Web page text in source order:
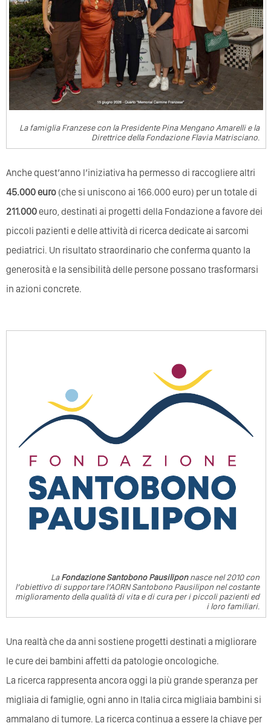
La famiglia Franzese con la Presidente Pina Mengano Amarelli e la
Direttrice della Fondazione Flavia Matrisciano.
Anche quest’anno l’iniziativa ha permesso di raccogliere altri
45.000 euro (che si uniscono ai 166.000 euro) per un totale di
211.000euro, destinati ai progetti della Fondazione a favore dei
piccoli pazienti e delle attività di ricerca dedicate ai sarcomi
pediatrici. Un risultato straordinario che conferma quanto la
generosità e la sensibilità delle persone possano trasformarsi
in azioni concrete.
LaFondazione Santobono Pausiliponnasce nel 2010 con
l’obiettivo di supportare l’AORN Santobono Pausilipon nel costante
miglioramento della qualità di vita e di cura per i piccoli pazienti ed
i loro familiari.
Una realtà che da anni sostiene progetti destinati a migliorare
le cure dei bambini affetti da patologie oncologiche.
La ricerca rappresenta ancora oggi la più grande speranza per
migliaia di famiglie, ogni anno in Italia circa migliaia bambini si
ammalano di tumore. La ricerca continua a essere la chiave per